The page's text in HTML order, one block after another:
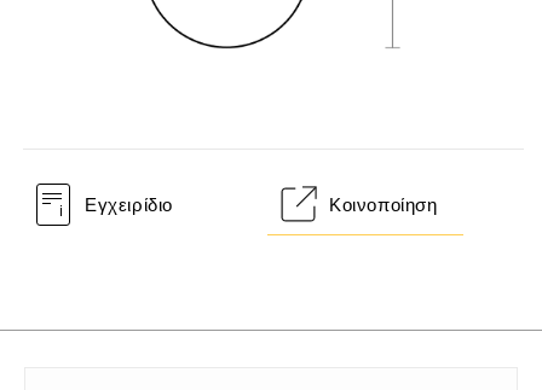
Εγχειρίδιο Κοινοποίηση